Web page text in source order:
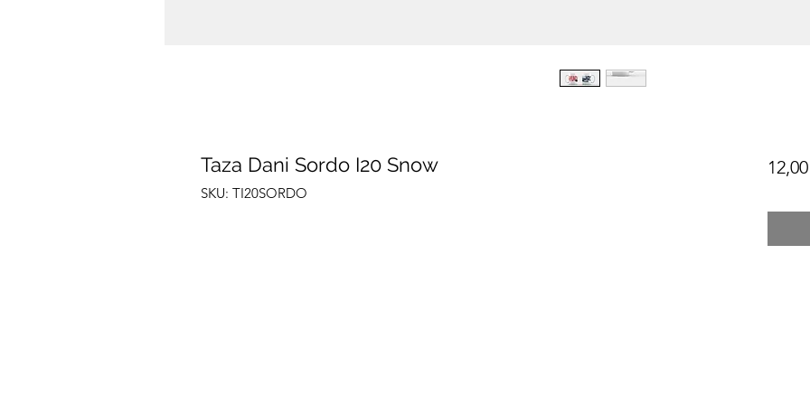
Taza Dani Sordo I20 Snow
SKU: TI20SORDO